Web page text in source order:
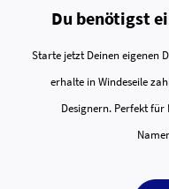
Du benötigst
Starte jetzt Deinen eigenen
erhalte in Windeseile
Designern. Perfekt für